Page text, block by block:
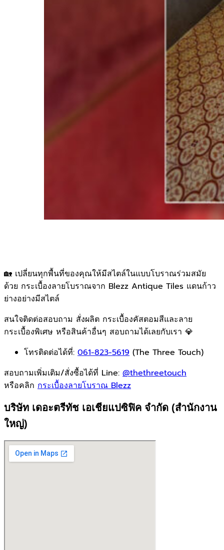
🏡 เปลี่ยนทุกพื้นที่ของคุณให้มีสไตล์ในแบบโบราณร่วมสมัย
ด้วย กระเบื้องลายโบราณจาก Blezz Antique Tiles แดนก้าว
ย่างอย่างมีสไตล์
สนใจติดต่อสอบถาม สั่งผลิต กระเบื้องคัสตอมสีและลาย
กระเบื้องพิเศษ หรือสินค้าอื่นๆ สอบถามได้เลยกับเรา 💎
โทรติดต่อได้ที่: 061-823-5619 (The Three Touch)
สอบถามเพิ่มเติม/สั่งซื้อได้ที่ Line: @thethreetouch
หรือคลิก กระเบื้องลายโบราณ Blezz
บริษัท เดอะตรีทัช เอเชียแปซิฟิค จำกัด (สำนักงาน
ใหญ่)